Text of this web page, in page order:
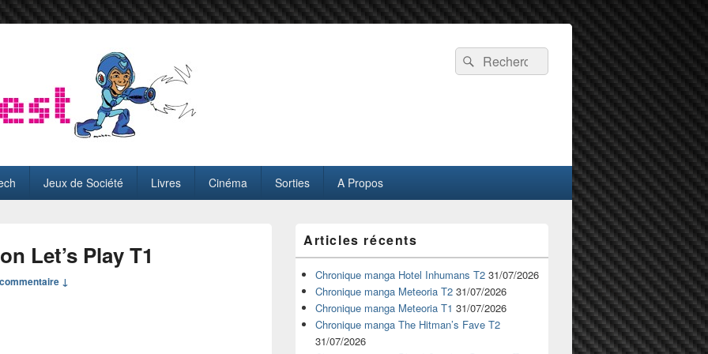
Recherche :
Rechercher
Jeux de Société Livres Cinéma Sorties A Propos
Let’s Play T1
↓
principale
de
widget
pour
barre
latérale
Articles récents
Chronique manga Hotel Inhumans T2 31/07/2026
Chronique manga Meteoria T2 31/07/2026
Chronique manga Meteoria T1 31/07/2026
Chronique manga The Hitman’s Fave T2
31/07/2026